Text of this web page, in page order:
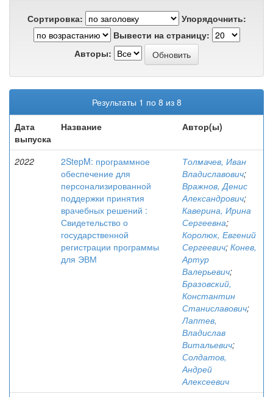
Сортировка:
Упорядочнить:
Вывести на страницу:
Авторы:
Результаты 1 по 8 из 8
Дата
выпуска
Название Автор(ы)
2022
2StepM: программное
обеспечение для
персонализированной
поддержки принятия
врачебных решений :
Свидетельство о
государственной
регистрации программы
для ЭВМ
Толмачев, Иван
Владиславович;
Вражнов, Денис
Александрович;
Каверина, Ирина
Сергеевна;
Королюк, Евгений
Сергеевич; Конев,
Артур
Валерьевич;
Бразовский,
Константин
Станиславович;
Лаптев,
Владислав
Витальевич;
Солдатов,
Андрей
Алексеевич